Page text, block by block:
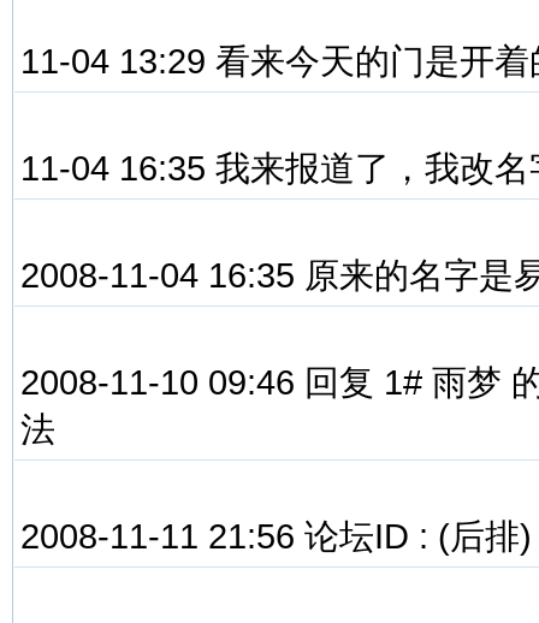
11-04 13:29 看来今天的门是开着
11-04 16:35 我来报道了，我改
2008-11-04 16:35 原来的名字是
2008-11-10 09:46 回复 1# 雨梦
法
2008-11-11 21:56 论坛ID : (后排